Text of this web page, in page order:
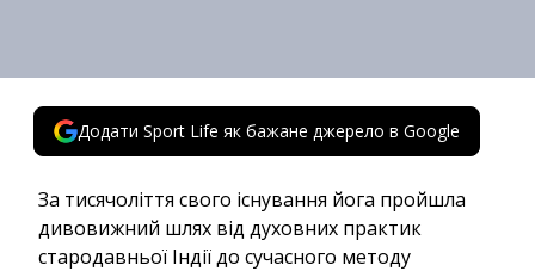
Додати Sport Life як бажане джерело в Google
За тисячоліття свого існування йога пройшла
дивовижний шлях від духовних практик
стародавньої Індії до сучасного методу